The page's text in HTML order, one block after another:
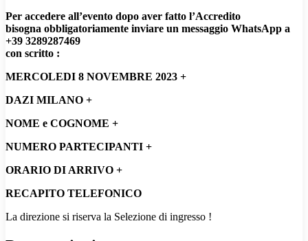
Per accedere all’evento dopo aver fatto l’Accredito
bisogna obbligatoriamente inviare un messaggio WhatsApp a
+39 3289287469
con scritto :
MERCOLEDI 8 NOVEMBRE 2023 +
DAZI MILANO +
NOME e COGNOME +
NUMERO PARTECIPANTI +
ORARIO DI ARRIVO +
RECAPITO TELEFONICO
La direzione si riserva la Selezione di ingresso !